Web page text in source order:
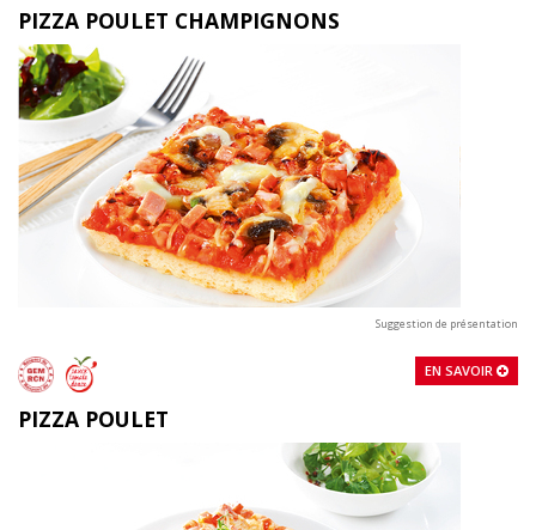
PIZZA POULET CHAMPIGNONS
Suggestion de présentation
EN SAVOIR
PIZZA POULET